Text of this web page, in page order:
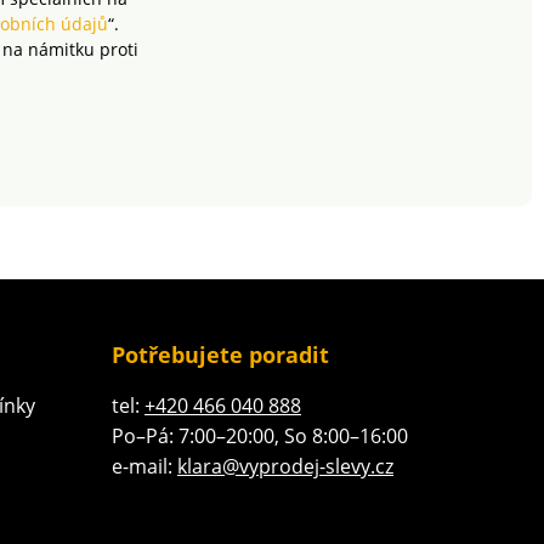
údajů“.
námitku proti
Potřebujete poradit
tel: +420 466 040 888
Po–Pá: 7:00–20:00, So 8:00–16:00
e-mail: klara@vyprodej-slevy.cz